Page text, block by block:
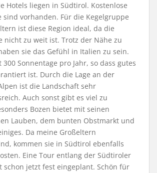
Hotels liegen in Südtirol. Kostenlose
sind vorhanden. Für die Kegelgruppe
ist diese Region ideal, da die
nicht zu weit ist. Trotz der Nähe zu
sie das Gefühl in Italien zu sein.
Sonnentage pro Jahr, so dass gutes
ist. Durch die Lage an der
ist die Landschaft sehr
Auch sonst gibt es viel zu
Bozen bietet mit seinen
Lauben, dem bunten Obstmarkt und
Da meine Großeltern
kommen sie in Südtirol ebenfalls
Eine Tour entlang der Südtiroler
schon jetzt fest eingeplant. Schön für